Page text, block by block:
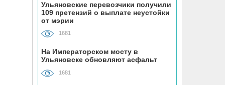
прогнозируют приток воды на 53%
больше нормы
Ульяновским предпенсионерам
полагается набор льгот
Ульяновские перевозчики получили
109 претензий о выплате неустойки
от мэрии
1681
На Императорском мосту в
Ульяновске обновляют асфальт
1681